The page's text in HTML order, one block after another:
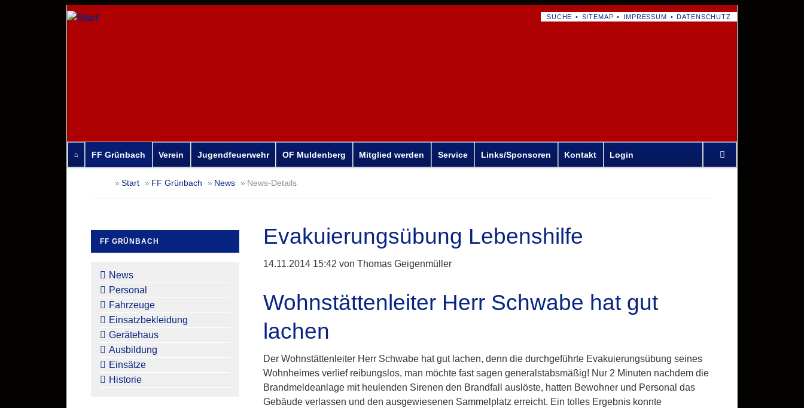
NAVIGATION
SUCHE SITEMAP IMPRESSUM DATENSCHUTZ
überspringen
FF Grünbach Verein Jugendfeuerwehr OF Muldenberg Mitglied werden Service Links/Sponsoren Kontakt Login
überspringen
Start FF Grünbach News News-Details
Evakuierungsübung Lebenshilfe
14.11.2014 15:42 von Thomas Geigenmüller
Wohnstättenleiter Herr Schwabe hat gut
lachen
Der Wohnstättenleiter Herr Schwabe hat gut lachen, denn die durchgeführte Evakuierungsübung seines
Wohnheimes verlief reibungslos, man möchte fast sagen generalstabsmäßig! Nur 2 Minuten nachdem die
Brandmeldeanlage mit heulenden Sirenen den Brandfall auslöste, hatten Bewohner und Personal das
Gebäude verlassen und den ausgewiesenen Sammelplatz erreicht. Ein tolles Ergebnis konnte
FF GRÜNBACH
überspringen
News
Personal
Fahrzeuge
Einsatzbekleidung
Gerätehaus
Ausbildung
Einsätze
Historie